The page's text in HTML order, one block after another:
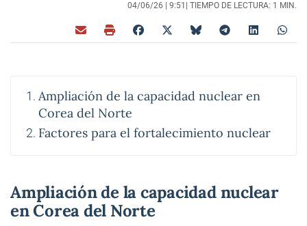
04/06/26 | 9:51 | TIEMPO DE LECTURA: 1 MIN.
Ampliación de la capacidad nuclear en
Corea del Norte
Factores para el fortalecimiento nuclear
Ampliación de la capacidad nuclear
en Corea del Norte